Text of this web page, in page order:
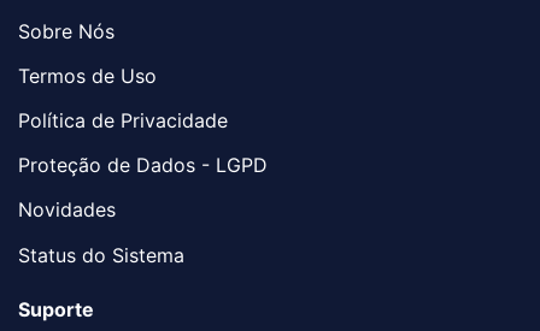
Sobre Nós
Termos de Uso
Política de Privacidade
Proteção de Dados - LGPD
Novidades
Status do Sistema
Suporte